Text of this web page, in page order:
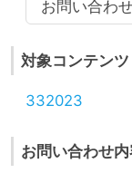
お問い合わ
対象コンテンツ
332023
お問い合わせ